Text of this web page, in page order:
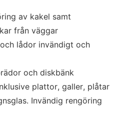
av kakel samt
från väggar
lådor invändigt och
och diskbänk
plattor, galler, plåtar
Invändig rengöring